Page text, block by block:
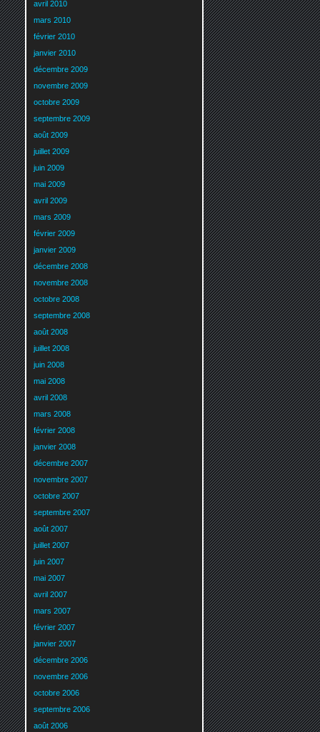
avril 2010
mars 2010
février 2010
janvier 2010
décembre 2009
novembre 2009
octobre 2009
septembre 2009
août 2009
juillet 2009
juin 2009
mai 2009
avril 2009
mars 2009
février 2009
janvier 2009
décembre 2008
novembre 2008
octobre 2008
septembre 2008
août 2008
juillet 2008
juin 2008
mai 2008
avril 2008
mars 2008
février 2008
janvier 2008
décembre 2007
novembre 2007
octobre 2007
septembre 2007
août 2007
juillet 2007
juin 2007
mai 2007
avril 2007
mars 2007
février 2007
janvier 2007
décembre 2006
novembre 2006
octobre 2006
septembre 2006
août 2006